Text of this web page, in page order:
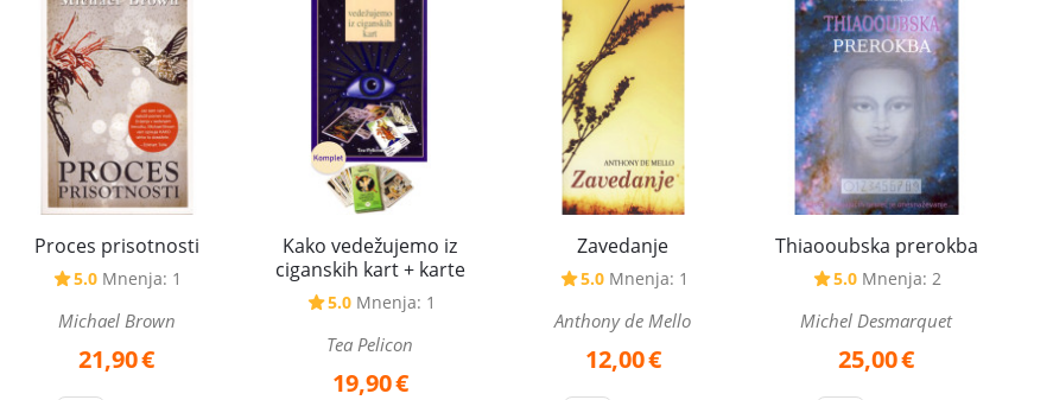
Proces prisotnosti
5.0 Mnenja: 1
Michael Brown
21,90€
Kako vedežujemo iz
ciganskih kart + karte
5.0 Mnenja: 1
Tea Pelicon
19,90€
Zavedanje
5.0 Mnenja: 1
Anthony de Mello
12,00€
Thiaooubska prerokba
5.0 Mnenja: 2
Michel Desmarquet
25,00€